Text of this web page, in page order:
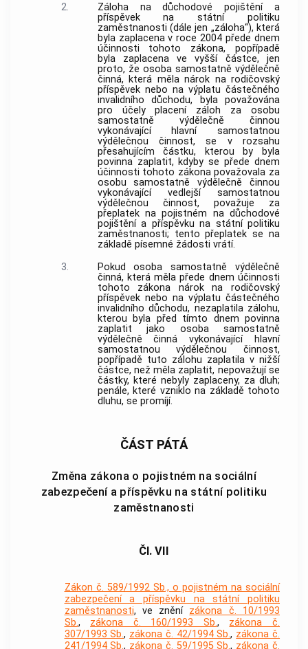
2.
Záloha na důchodové pojištění a
příspěvek na státní politiku
zaměstnanosti (dále jen „záloha“), která
byla zaplacena v roce 2004 přede dnem
účinnosti tohoto zákona, popřípadě
byla zaplacena ve vyšší částce, jen
proto, že osoba samostatně výdělečně
činná, která měla nárok na rodičovský
příspěvek nebo na výplatu částečného
invalidního důchodu, byla považována
pro účely placení záloh za osobu
samostatně výdělečně činnou
vykonávající hlavní samostatnou
výdělečnou činnost, se v rozsahu
přesahujícím částku, kterou by byla
povinna zaplatit, kdyby se přede dnem
účinnosti tohoto zákona považovala za
osobu samostatně výdělečně činnou
vykonávající vedlejší samostatnou
výdělečnou činnost, považuje za
přeplatek na pojistném na důchodové
pojištění a příspěvku na státní politiku
zaměstnanosti; tento přeplatek se na
základě písemné žádosti vrátí.
3.
Pokud osoba samostatně výdělečně
činná, která měla přede dnem účinnosti
tohoto zákona nárok na rodičovský
příspěvek nebo na výplatu částečného
invalidního důchodu, nezaplatila zálohu,
kterou byla před tímto dnem povinna
zaplatit jako osoba samostatně
výdělečně činná vykonávající hlavní
samostatnou výdělečnou činnost,
popřípadě tuto zálohu zaplatila v nižší
částce, než měla zaplatit, nepovažují se
částky, které nebyly zaplaceny, za dluh;
penále, které vzniklo na základě tohoto
dluhu, se promíjí.
ČÁST PÁTÁ
Změna zákona o pojistném na sociální
zabezpečení a příspěvku na státní politiku
zaměstnanosti
Čl. VII
Zákon č. 589/1992 Sb., o pojistném na sociální
zabezpečení a příspěvku na státní politiku
zaměstnanosti, ve znění zákona č. 10/1993
Sb., zákona č. 160/1993 Sb., zákona č.
307/1993 Sb., zákona č. 42/1994 Sb., zákona č.
241/1994 Sb., zákona č. 59/1995 Sb., zákona č.